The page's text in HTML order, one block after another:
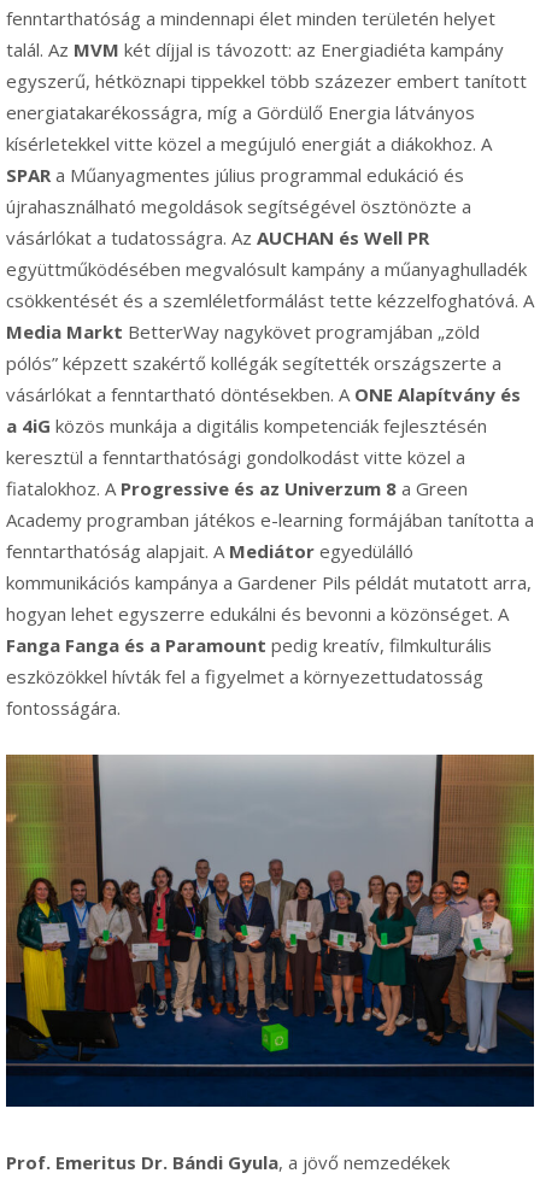
fenntarthatóság a mindennapi élet minden területén helyet
talál. Az MVM két díjjal is távozott: az Energiadiéta kampány
egyszerű, hétköznapi tippekkel több százezer embert tanított
energiatakarékosságra, míg a Gördülő Energia látványos
kísérletekkel vitte közel a megújuló energiát a diákokhoz. A
SPAR a Műanyagmentes július programmal edukáció és
újrahasználható megoldások segítségével ösztönözte a
vásárlókat a tudatosságra. Az AUCHAN és Well PR
együttműködésében megvalósult kampány a műanyaghulladék
csökkentését és a szemléletformálást tette kézzelfoghatóvá. A
Media Markt BetterWay nagykövet programjában „zöld
pólós” képzett szakértő kollégák segítették országszerte a
vásárlókat a fenntartható döntésekben. A ONE Alapítvány és
a 4iG közös munkája a digitális kompetenciák fejlesztésén
keresztül a fenntarthatósági gondolkodást vitte közel a
fiatalokhoz. A Progressive és az Univerzum 8 a Green
Academy programban játékos e-learning formájában tanította a
fenntarthatóság alapjait. A Mediátor egyedülálló
kommunikációs kampánya a Gardener Pils példát mutatott arra,
hogyan lehet egyszerre edukálni és bevonni a közönséget. A
Fanga Fanga és a Paramount pedig kreatív, filmkulturális
eszközökkel hívták fel a figyelmet a környezettudatosság
fontosságára.
Prof. Emeritus Dr. Bándi Gyula, a jövő nemzedékek